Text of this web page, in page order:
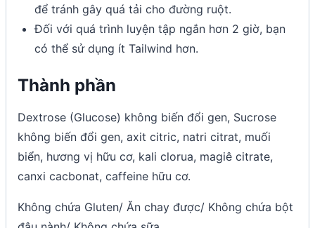
để tránh gây quá tải cho đường ruột.
Đối với quá trình luyện tập ngắn hơn 2 giờ, bạn
có thể sử dụng ít Tailwind hơn.
Thành phần
Dextrose (Glucose) không biến đổi gen, Sucrose
không biến đổi gen, axit citric, natri citrat, muối
biển, hương vị hữu cơ, kali clorua, magiê citrate,
canxi cacbonat, caffeine hữu cơ.
Không chứa Gluten/ Ăn chay được/ Không chứa bột